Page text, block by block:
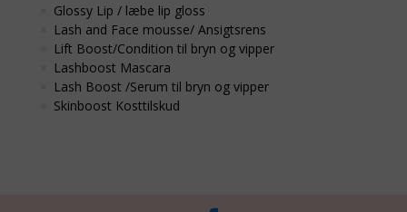
Glossy Lip / læbe lip gloss
Lash and Face mousse/ Ansigtsrens
Lift Boost/Condition til bryn og vipper
Lashboost Mascara
Lash Boost /Serum til bryn og vipper
Skinboost Kosttilskud